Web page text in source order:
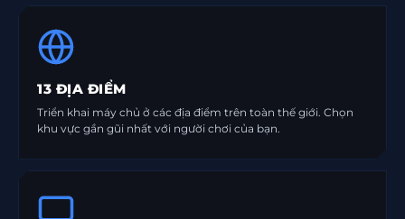
13 ĐỊA ĐIỂM
Triển khai máy chủ ở các địa điểm trên toàn thế giới. Chọn
khu vực gần gũi nhất với người chơi của bạn.